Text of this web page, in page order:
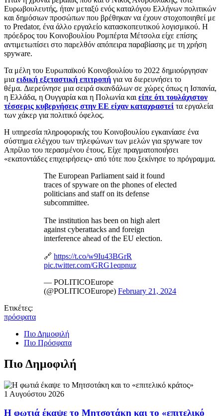
Ευρωβουλευτής, ήταν μεταξύ ενός καταλόγου Ελλήνων πολιτικών
και δημόσιων προσώπων που βρέθηκαν να έχουν στοχοποιηθεί με
το Predator, ένα άλλο εργαλείο κατασκοπευτικού λογισμικού. Η
πρόεδρος του Κοινοβουλίου Ρομπέρτα Μέτσολα είχε επίσης
αντιμετωπίσει στο παρελθόν απόπειρα παραβίασης με τη χρήση
spyware.
Τα μέλη του Ευρωπαϊκού Κοινοβουλίου το 2022 δημιούργησαν
μια ειδική εξεταστική επιτροπή για να διερευνήσει το
θέμα. Διερεύνησε μια σειρά σκανδάλων σε χώρες όπως η Ισπανία,
η Ελλάδα, η Ουγγαρία και η Πολωνία και είπε ότι τουλάχιστον
τέσσερις κυβερνήσεις στην ΕΕ είχαν καταχραστεί τα εργαλεία
των χάκερ για πολιτικό όφελος.
Η υπηρεσία πληροφορικής του Κοινοβουλίου εγκαινίασε ένα
σύστημα ελέγχου των τηλεφώνων των μελών για spyware τον
Απρίλιο του περασμένου έτους. Είχε πραγματοποιήσει
«εκατοντάδες επιχειρήσεις» από τότε που ξεκίνησε το πρόγραμμα.
The European Parliament said it found
traces of spyware on the phones of elected
politicians and staff on its defense
subcommittee.
The institution has been on high alert
against cyberattacks and foreign
interference ahead of the EU election.
🔗 https://t.co/w9Iu43BGrR
pic.twitter.com/GRG1eqpnuz
— POLITICOEurope
(@POLITICOEurope) February 21, 2024
Ετικέτες:
πρόσφατα
Πιο Δημοφιλή
Πιο Πρόσφατα
Πιο Δημοφιλή
1 Αυγούστου 2026
Η φωτιά έκαψε το Μητσοτάκη και το «επιτελικό